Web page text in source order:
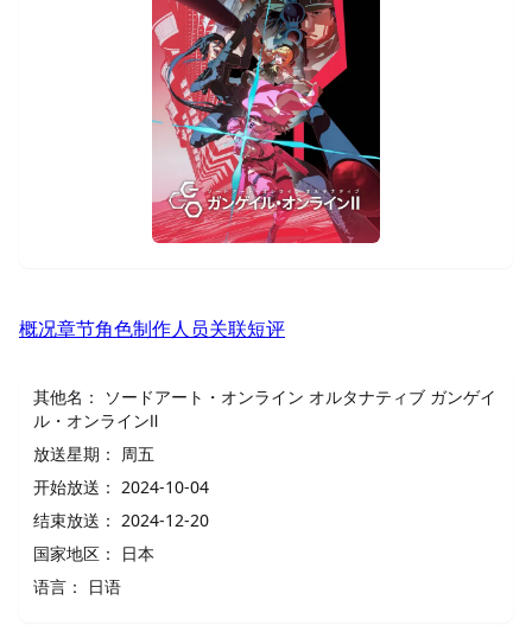
概况章节角色制作人员关联短评
其他名：
ソードアート・オンライン オルタナティブ ガンゲイ
ル・オンラインⅡ
放送星期： 周五
开始放送： 2024-10-04
结束放送： 2024-12-20
国家地区：
日本
语言：
日语